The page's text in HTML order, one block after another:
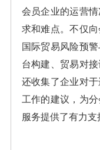
会员企业的运营
求和难点。不仅向
国际贸易风险预
台构建、贸易对
还收集了企业对
工作的建议，为
服务提供了有力支